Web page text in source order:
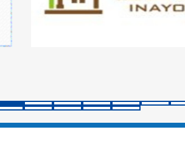
目
ラ
イ